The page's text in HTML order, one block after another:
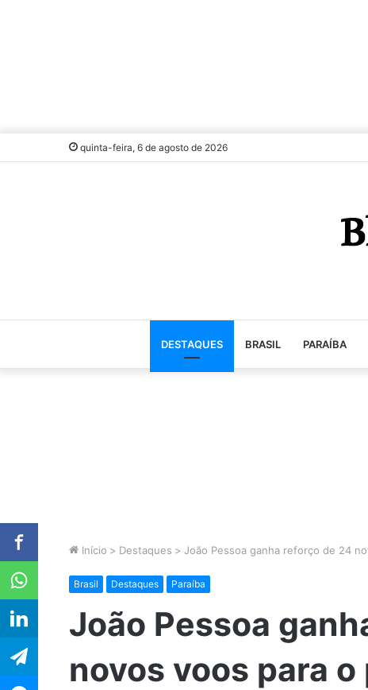
quinta-feira, 6 de agosto de 2026
DESTAQUES BRASIL PARAÍBA
Início > Destaques > João Pessoa ganha reforço de 24
Brasil Destaques Paraíba
João Pessoa
novos voos para